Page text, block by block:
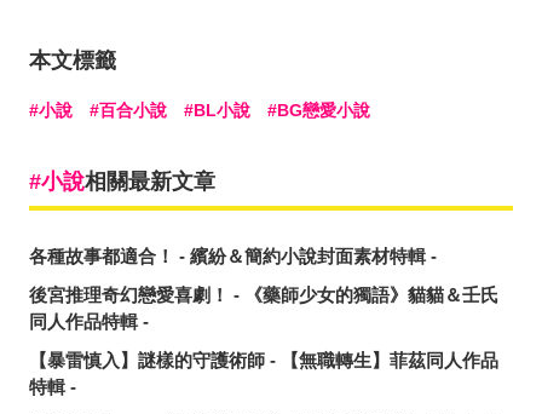
本文標籤
小說 百合小說 BL小說 BG戀愛小說
小說相關最新文章
各種故事都適合！ - 繽紛＆簡約小說封面素材特輯 -
後宮推理奇幻戀愛喜劇！ - 《藥師少女的獨語》貓貓＆壬氏
同人作品特輯 -
【暴雷慎入】謎樣的守護術師 - 【無職轉生】菲茲同人作品
特輯 -